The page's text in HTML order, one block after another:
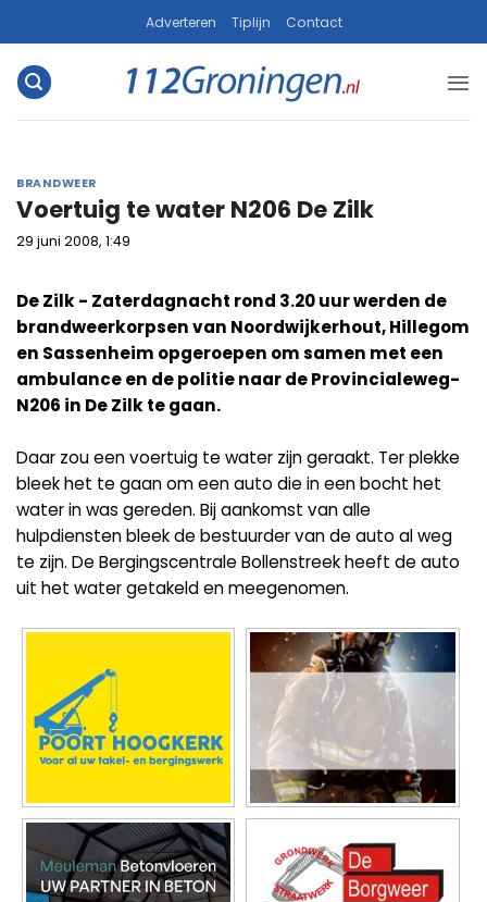
naar
inhoud
Adverteren Tiplijn Contact
BRANDWEER
Voertuig te water N206 De Zilk
29 juni 2008, 1:49
De Zilk - Zaterdagnacht rond 3.20 uur werden de
brandweerkorpsen van Noordwijkerhout, Hillegom
en Sassenheim opgeroepen om samen met een
ambulance en de politie naar de Provincialeweg-
N206 in De Zilk te gaan.
Daar zou een voertuig te water zijn geraakt. Ter plekke
bleek het te gaan om een auto die in een bocht het
water in was gereden. Bij aankomst van alle
hulpdiensten bleek de bestuurder van de auto al weg
te zijn. De Bergingscentrale Bollenstreek heeft de auto
uit het water getakeld en meegenomen.